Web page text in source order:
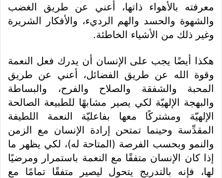
معرفته بالأهواء ذاتها، أعني عن طريق الغضب
والشهوة والحسد والهم الرديء، والأفكار الشريرة
وغير ذلك من الأشياء الخاطئة.
هكذا أيضًا يجب على الإنسان أن يدرك فعل النعمة
وقوة الله عن طريق الفضائل، أعني عن طريق
المحبة والشفقة والصلاح والفرح، والبساطة
والبهجة الإلهيّة لكي يصير مشابهًا للطبيعة الصالحة
الإلهيّة ومشتركًا معها بفاعليّة النعمة اللطيفة
المقدِّسة وحينما تمتحن إرادة الإنسان مع الزمن
والنمو وبحسب الفرصة (المتاحة له)، لكي يظهر ما
إذا كان الإنسان متفقًا مع النعمة باستمرار ومرضيًا
لها، فإنه بالتدريج يتحول ليصير متفقًا تمامًا مع